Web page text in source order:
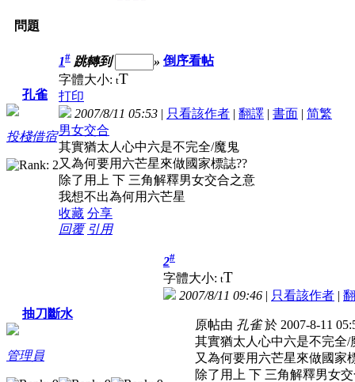
問題
孔雀
投棧借宿
1# 跳轉到 » 倒序看帖
字體大小: tT
打印
2007/8/11 05:53 | 只看該作者 | 翻譯 | 書面 | 简繁
男女交合
其實猶太人心中六是不完全/魔鬼
又為何要用六芒星來做國家標誌??
除了用上 下 三角解釋男女交合之意
我想不出為何用六芒星
收藏 分享
回覆 引用
抽刀斷水
管理員
2#
字體大小: tT
2007/8/11 09:46 | 只看該作者 |
原帖由 孔雀於 2007-8-11
其實猶太人心中六是不完全/
又為何要用六芒星來做國家
除了用上 下 三角解釋男女